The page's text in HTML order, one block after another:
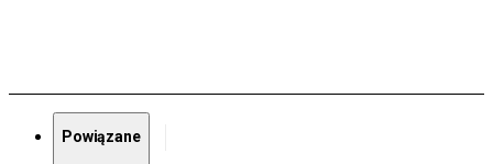
Powiązane